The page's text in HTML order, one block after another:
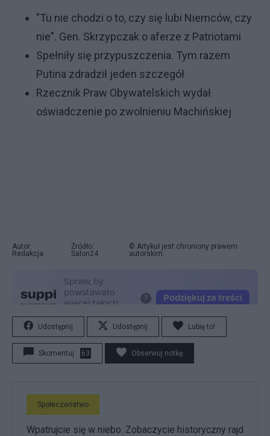
"Tu nie chodzi o to, czy się lubi Niemców, czy
nie". Gen. Skrzypczak o aferze z Patriotami
Spełniły się przypuszczenia. Tym razem
Putina zdradził jeden szczegół
Rzecznik Praw Obywatelskich wydał
oświadczenie po zwolnieniu Machińskiej
Autor:
Redakcja
Źródło:
Salon24
© Artykuł jest chroniony prawem
autorskim.
Udostępnij Udostępnij Lubię to!
Skomentuj 63 Obserwuj notkę
Społeczeństwo
Wpatrujcie się w niebo. Zobaczycie historyczny rajd